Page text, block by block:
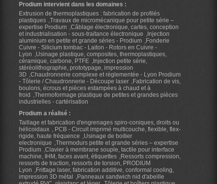
Prodium intervient dans les domaines :
Extrusion de thermoplastiques : fabrication de profilés
plastiques Travaux de micromécanique pour petite série –
expertise Prodium Câblage électronique, cartes, conception
et industrialisation - sous-traitance électronique
Injection
aluminium en petite et grande séries - Prodium
Fonderie
Cuivre - Silicium tombac - Laiton - Rotors en Cuivre -
Lyon
Usinage plastique, composites, thermoplastiques,
céramique, carbone, PTFE
Injection petite série,
stéréolithographie, prototypage, impression
3D
Chaudronnerie complexe et règlementée - Lyon Prodium
- Tôlerie / Chaudronnerie - Découpe laser
Fabrication de vis,
boulons, écrous et pièces estampées à chaud et à
froid
Thermoformage plastique de petites et grandes pièces
industrielles - cartérisation
Prodium a réalisé :
Taillage et fabrication d'engrenages spiro-coniques, droits ou
hélicoidaux
PCB - Circuit imprimé multicouche, flexible, flex-
rigide, haute fréquence
Usinage de boitier
electronique
Thermodurs petite et grande séries – expertise
Prodium Clavier à membrane souple, tactile pour interface
machine, IHM, faces avant, étiquettes
Ressorts compression,
ressorts de traction, ressorts de torsion, PRODIUM
Lyon
Frittage laser, fabrication additive, conformal cooling,
impression 3D métal
Panneaux sandwich nid d'abeille